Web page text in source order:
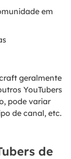
em
geralmente
YouTubers
pode variar
de canal, etc.
de